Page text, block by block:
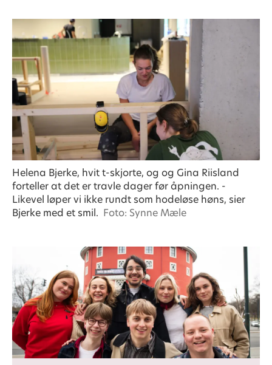
Helena Bjerke, hvit t-skjorte, og og Gina Riisland
forteller at det er travle dager før åpningen. -
Likevel løper vi ikke rundt som hodeløse høns, sier
Bjerke med et smil. Foto: Synne Mæle